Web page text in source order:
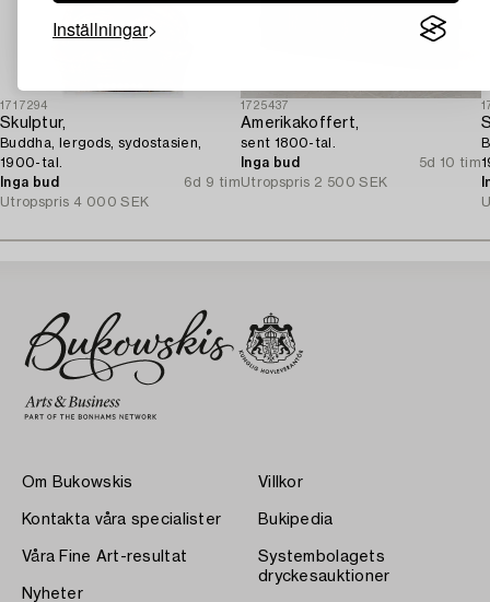
Inställningar
1717294
Skulptur,
Buddha, lergods, sydostasien,
1900-tal.
Inga bud
6d 9 tim
Utropspris 4 000 SEK
1725437
Amerikakoffert,
sent 1800-tal.
Inga bud
5d 10 tim
Utropspris 2 500 SEK
Om Bukowskis
Kontakta våra specialister
Våra Fine Art-resultat
Nyheter
Villkor
Bukipedia
Systembolagets
dryckesauktioner